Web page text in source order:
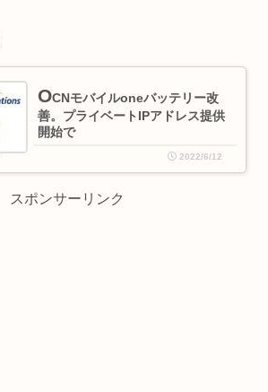
OCNモバイルoneバッテリー改
善。プライベートIPアドレス提供
開始で
2022/6/12
スポンサーリンク